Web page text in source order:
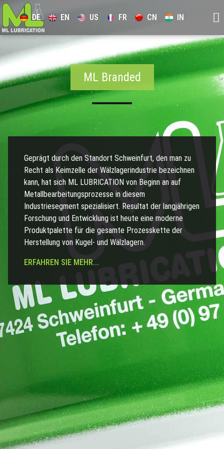
DE EN US FR CN IN
ML Branded
Geprägt durch den Standort Schweinfurt, den man zu
Recht als Keimzelle der Wälzlagerindustrie bezeichnen
kann, hat sich ML LUBRICATION von Beginn an auf
Metallbearbeitungsprozesse in diesem
Industriesegment spezialisiert. Resultat der langjährigen
Forschung und Entwicklung ist heute eine moderne
Produktpalette für die gesamte Prozesskette der
Herstellung von Kugel- und Wälzlagern.
ERFAHREN SIE MEHR...